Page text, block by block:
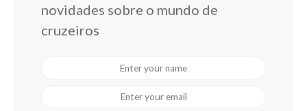
novidades sobre o mundo de
cruzeiros